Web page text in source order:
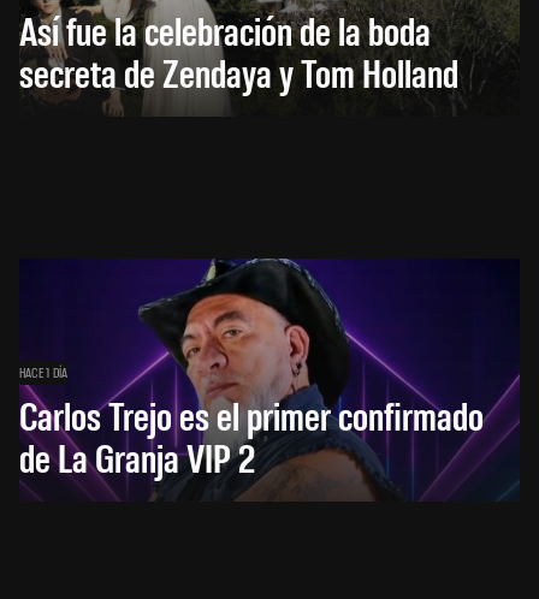
Así fue la celebración de la boda
secreta de Zendaya y Tom Holland
HACE 1 DÍA
Carlos Trejo es el primer confirmado
de La Granja VIP 2